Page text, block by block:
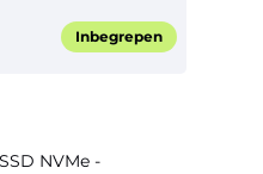
Inbegrepen
NVMe -